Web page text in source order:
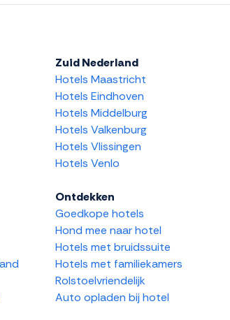
Zuid Nederland
Hotels Maastricht
Hotels Eindhoven
Hotels Middelburg
Hotels Valkenburg
Hotels Vlissingen
Hotels Venlo
Ontdekken
Goedkope hotels
Hond mee naar hotel
Hotels met bruidssuite
Hotels met familiekamers
Rolstoelvriendelijk
Auto opladen bij hotel